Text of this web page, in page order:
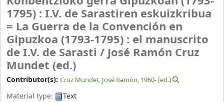
1795) : I.V. de Sarastiren eskuizkribua
= La Guerra de la Convención en
Gipuzkoa (1793-1795) : el manuscrito
de I.V. de Sarasti / José Ramón Cruz
Mundet (ed.)
Contributor(s): Cruz Mundet, José Ramón, 1960- [ed.]
Material type:
Text